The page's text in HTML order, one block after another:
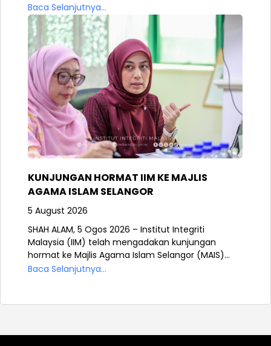
Baca Selanjutnya...
KUNJUNGAN HORMAT IIM KE MAJLIS
AGAMA ISLAM SELANGOR
5 August 2026
SHAH ALAM, 5 Ogos 2026 – Institut Integriti
Malaysia (IIM) telah mengadakan kunjungan
hormat ke Majlis Agama Islam Selangor (MAIS)...
Baca Selanjutnya...